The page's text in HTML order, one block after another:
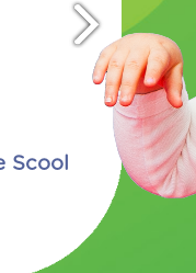
más
Preciado -